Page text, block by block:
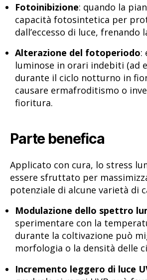
Fotoinibizione: quando la
capacità fotosintetica per
dall’eccesso di luce, frenando
Alterazione del fotoperiodo:
luminose in orari indebiti (ad
durante il ciclo notturno in
causare ermafroditismo o
fioritura.
Parte benefica
Applicato con cura, lo stress
essere sfruttato per
potenziale di alcune varietà di
Modulazione dello spettro
sperimentare con la
durante la coltivazione può
morfologia o la densità delle
Incremento leggero di luce